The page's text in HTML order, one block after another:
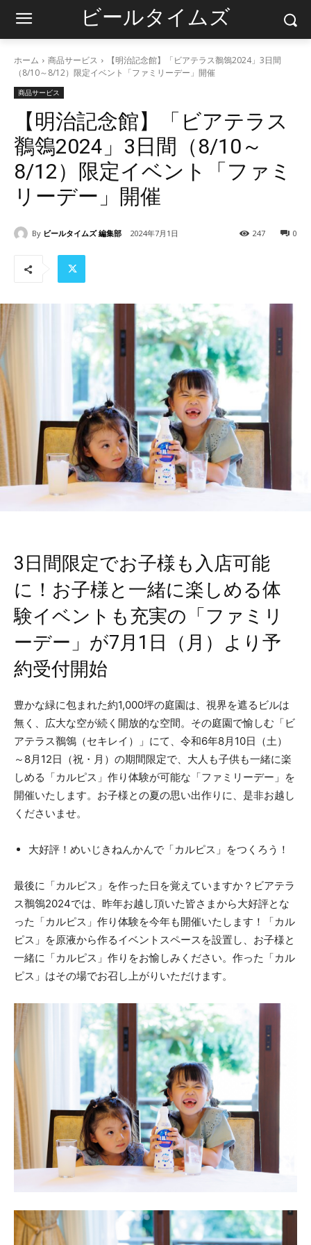
ビールタイムズ
ホーム 商品サービス
【明治記念館】「ビアテラス鶺鴒2024」3日間
（8/10～8/12）限定イベント「ファミリーデー」開催
商品サービス
【明治記念館】「ビアテラス
鶺鴒2024」3日間（8/10～
8/12）限定イベント「ファミ
リーデー」開催
By ビールタイムズ 編集部 2024年7月1日 0
247
3日間限定でお子様も入店可能
に！お子様と一緒に楽しめる体
験イベントも充実の「ファミリ
ーデー」が7月1日（月）より予
約受付開始
豊かな緑に包まれた約1,000坪の庭園は、視界を遮るビルは
無く、広大な空が続く開放的な空間。その庭園で愉しむ「ビ
アテラス鶺鴒（セキレイ）」にて、令和6年8月10日（土）
～8月12日（祝・月）の期間限定で、大人も子供も一緒に楽
しめる「カルピス」作り体験が可能な「ファミリーデー」を
開催いたします。お子様との夏の思い出作りに、是非お越し
くださいませ。
大好評！めいじきねんかんで「カルピス」をつくろう！
最後に「カルピス」を作った日を覚えていますか？ビアテラ
ス鶺鴒2024では、昨年お越し頂いた皆さまから大好評とな
った「カルピス」作り体験を今年も開催いたします！「カル
ピス」を原液から作るイベントスペースを設置し、お子様と
一緒に「カルピス」作りをお愉しみください。作った「カル
ピス」はその場でお召し上がりいただけます。